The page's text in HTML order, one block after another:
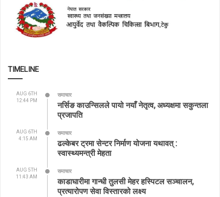
TIMELINE
AUG 6TH
12:44 PM
समाचार
नर्सिङ काउन्सिलले पायो नयाँ नेतृत्व, अध्यक्षमा सकुन्तला
प्रजापति
AUG 6TH
4:15 AM
समाचार
ढल्केबर ट्रमा सेन्टर निर्माण योजना यथावत् :
स्वास्थ्यमन्त्री मेहता
AUG 5TH
11:43 AM
समाचार
काडाघारीमा गान्धी तुलसी मेहर हस्पिटल सञ्चालन,
प्रत्यारोपण सेवा विस्तारको लक्ष्य